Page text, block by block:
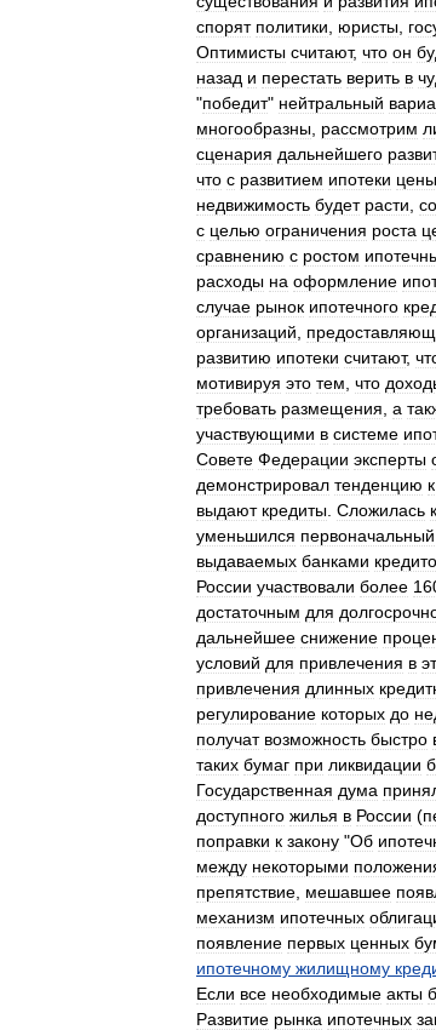
спорят политики юристы
Оптимисты считают, что он
назад и перестать верить в
"победит" нейтральный
многообразны рассмотрим
сценария дальнейшего
что с развитием ипотеки цены
недвижимость будет расти
с целью ограничения роста
сравнению с ростом
расходы на оформление
случае рынок ипотечного
организаций
развитию ипотеки считают,
мотивируя это тем что
требовать размещения а
участвующими в системе
Совете Федерации эксперты
демонстрировал тенденцию к
выдают кредиты Сложилась
уменьшился первоначальный
выдаваемых банками
России участвовали более
достаточным для
дальнейшее снижение
условий для привлечения в
привлечения длинных
регулирование которых до
получат возможность быстро
таких бумаг при ликвидации
Государственная дума
доступного жилья в России (
поправки к закону "Об
между некоторыми
препятствие мешавшее
механизм ипотечных
появление первых ценных
ипотечному жилищному
Если все необходимые акты
Развитие рынка ипотечных